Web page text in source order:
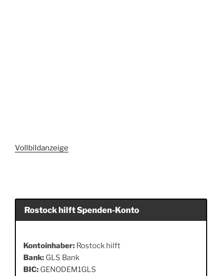
Vollbildanzeige
Rostock hilft Spenden-Konto
Kontoinhaber: Rostock hilft
Bank: GLS Bank
BIC: GENODEM1GLS